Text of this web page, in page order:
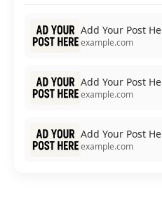
Add Your Post
example.com
Add Your Post
example.com
Add Your Post
example.com